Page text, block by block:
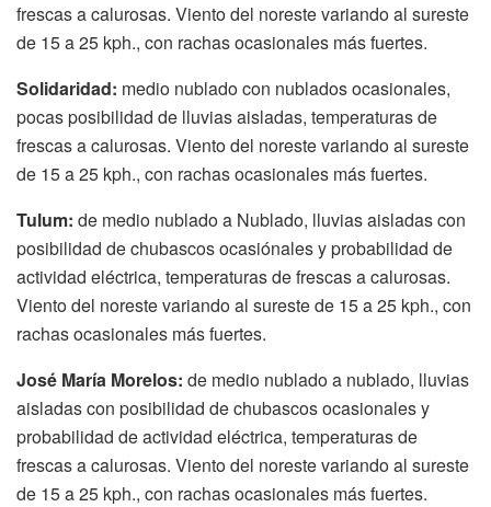
frescas a calurosas. Viento del noreste variando al sureste
de 15 a 25 kph., con rachas ocasionales más fuertes.
Solidaridad: medio nublado con nublados ocasionales,
pocas posibilidad de lluvias aisladas, temperaturas de
frescas a calurosas. Viento del noreste variando al sureste
de 15 a 25 kph., con rachas ocasionales más fuertes.
Tulum: de medio nublado a Nublado, lluvias aisladas con
posibilidad de chubascos ocasiónales y probabilidad de
actividad eléctrica, temperaturas de frescas a calurosas.
Viento del noreste variando al sureste de 15 a 25 kph., con
rachas ocasionales más fuertes.
José María Morelos: de medio nublado a nublado, lluvias
aisladas con posibilidad de chubascos ocasionales y
probabilidad de actividad eléctrica, temperaturas de
frescas a calurosas. Viento del noreste variando al sureste
de 15 a 25 kph., con rachas ocasionales más fuertes.